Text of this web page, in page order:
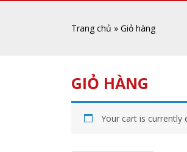
Trang chủ » Giỏ hàng
GIỎ HÀNG
Your cart is currently